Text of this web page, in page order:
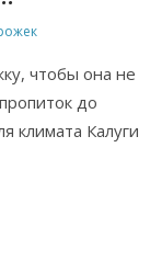
чтобы она не
до
климата Калуги